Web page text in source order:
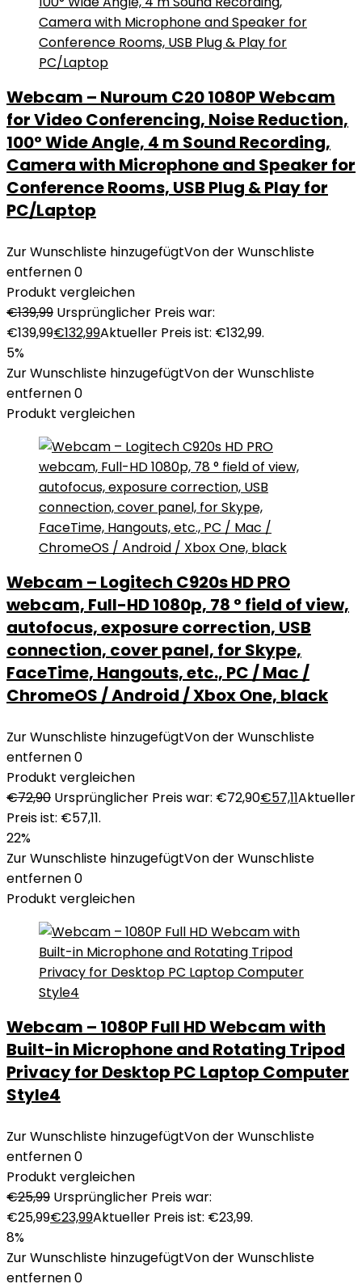
Webcam – Nuroum C20 1080P Webcam
for Video Conferencing, Noise Reduction,
100° Wide Angle, 4 m Sound Recording,
Camera with Microphone and Speaker for
Conference Rooms, USB Plug & Play for
PC/Laptop
Zur Wunschliste hinzugefügtVon der Wunschliste
entfernen0
Produkt vergleichen
€139,99 Ursprünglicher Preis war:
€139,99€132,99Aktueller Preis ist: €132,99.
5%
Zur Wunschliste hinzugefügtVon der Wunschliste
entfernen0
Produkt vergleichen
Webcam – Logitech C920s HD PRO
webcam, Full-HD 1080p, 78 ° field of view,
autofocus, exposure correction, USB
connection, cover panel, for Skype,
FaceTime, Hangouts, etc., PC / Mac /
ChromeOS / Android / Xbox One, black
Zur Wunschliste hinzugefügtVon der Wunschliste
entfernen0
Produkt vergleichen
€72,90 Ursprünglicher Preis war: €72,90€57,11Aktueller
Preis ist: €57,11.
22%
Zur Wunschliste hinzugefügtVon der Wunschliste
entfernen0
Produkt vergleichen
Webcam – 1080P Full HD Webcam with
Built-in Microphone and Rotating Tripod
Privacy for Desktop PC Laptop Computer
Style4
Zur Wunschliste hinzugefügtVon der Wunschliste
entfernen0
Produkt vergleichen
€25,99 Ursprünglicher Preis war:
€25,99€23,99Aktueller Preis ist: €23,99.
8%
Zur Wunschliste hinzugefügtVon der Wunschliste
entfernen0